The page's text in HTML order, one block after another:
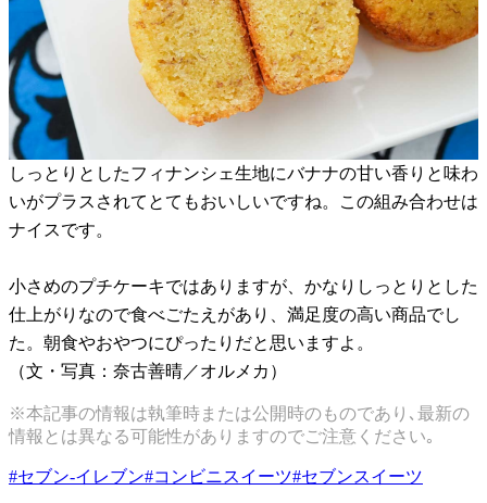
しっとりとしたフィナンシェ生地にバナナの甘い香りと味わ
いがプラスされてとてもおいしいですね。この組み合わせは
ナイスです。
小さめのプチケーキではありますが、かなりしっとりとした
仕上がりなので食べごたえがあり、満足度の高い商品でし
た。朝食やおやつにぴったりだと思いますよ。
（文・写真：奈古善晴／オルメカ）
※本記事の情報は執筆時または公開時のものであり､最新の
情報とは異なる可能性がありますのでご注意ください｡
#セブン-イレブン#コンビニスイーツ#セブンスイーツ